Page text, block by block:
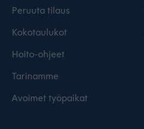
Peruuta tilaus
Kokotaulukot
Hoito-ohjeet
Tarinamme
Avoimet työpaikat